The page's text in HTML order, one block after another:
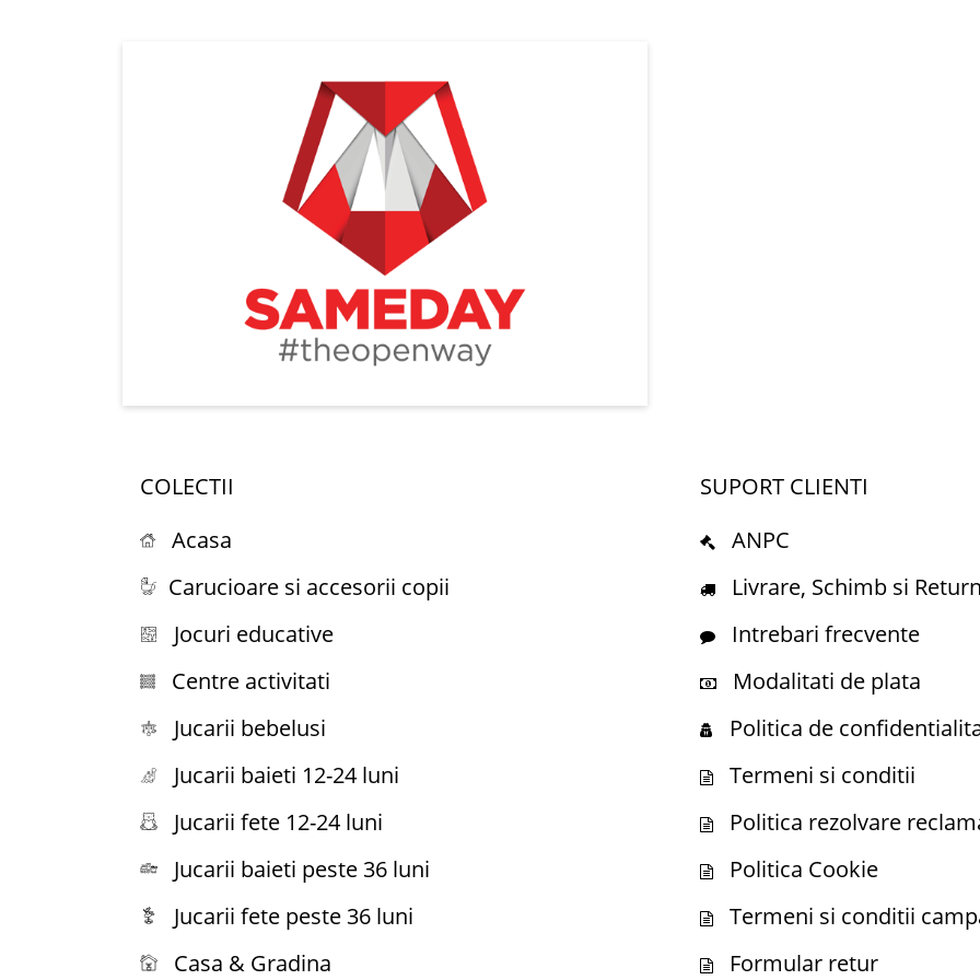
COLECTII
Acasa
Carucioare si accesorii copii
Jocuri educative
Centre activitati
Jucarii bebelusi
Jucarii baieti 12-24 luni
Jucarii fete 12-24 luni
Jucarii baieti peste 36 luni
Jucarii fete peste 36 luni
Casa & Gradina
SUPORT CLIENTI
ANPC
Livrare, Schimb si
Intrebari frecvente
Modalitati de plata
Politica de
Termeni si conditii
Politica rezolvare
Politica Cookie
Termeni si conditii
Formular retur